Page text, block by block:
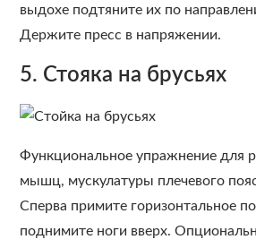
выдохе подтяните их по
Держите пресс в напряжении.
5. Стояка на брусьях
Функциональное упражнение для
мышц, мускулатуры плечевого
Сперва примите горизонтальное
поднимите ноги вверх.